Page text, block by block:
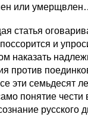
или
статья
и
наказать
против
эти семьдесят
понятие
русского